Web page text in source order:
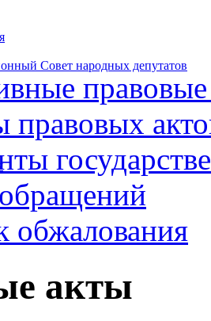
Совет народных депутатов
правовых
обжалования
акты